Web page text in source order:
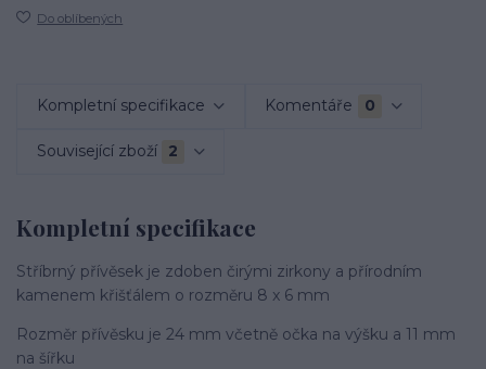
Do oblíbených
Kompletní specifikace Komentáře 0
Související zboží 2
Kompletní specifikace
Stříbrný přívěsek je zdoben čirými zirkony a přírodním
kamenem křišťálem o rozměru 8 x 6 mm
Rozměr přívěsku je 24 mm včetně očka na výšku a 11 mm
na šířku